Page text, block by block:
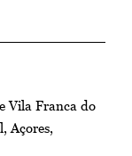
Vila Franca do
Açores,